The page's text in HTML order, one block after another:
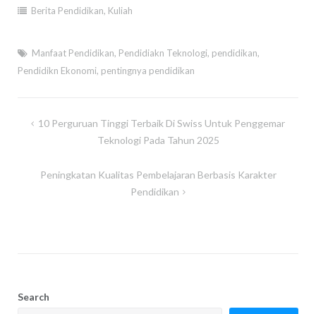
Berita Pendidikan, Kuliah
Manfaat Pendidikan, Pendidiakn Teknologi, pendidikan,
Pendidikn Ekonomi, pentingnya pendidikan
Post10 Perguruan Tinggi Terbaik Di Swiss Untuk Penggemar
Teknologi Pada Tahun 2025
Peningkatan Kualitas Pembelajaran Berbasis Karakter
Pendidikan
Search